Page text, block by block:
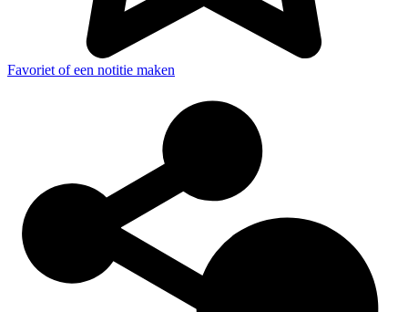
Favoriet of een notitie maken